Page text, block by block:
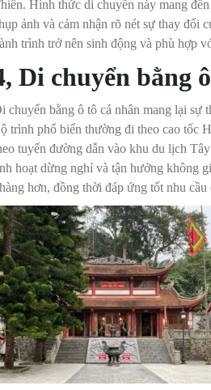
Hình thức di chuyển này mang
ảnh và cảm nhận rõ nét sự thay đổi
trình trở nên sinh động và phù hợp
Di chuyển bằng
chuyển bằng ô tô cá nhân mang lại sự
trình phổ biến thường đi theo cao tốc
tuyến đường dẫn vào khu du lịch
hoạt dừng nghỉ và tận hưởng không
hơn, đồng thời đáp ứng tốt nhu